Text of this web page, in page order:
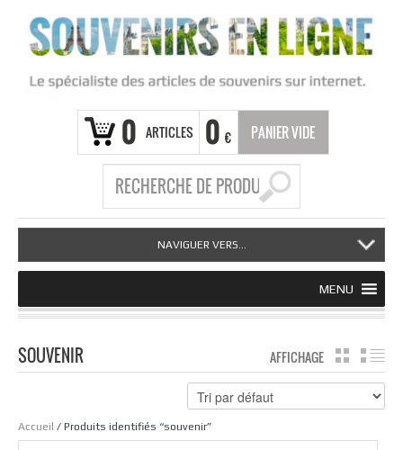
0 ARTICLES 0 € PANIER VIDE
NAVIGUER VERS...
MENU
SOUVENIR AFFICHAGE GRILLE
Accueil / Produits identifiés “souvenir”